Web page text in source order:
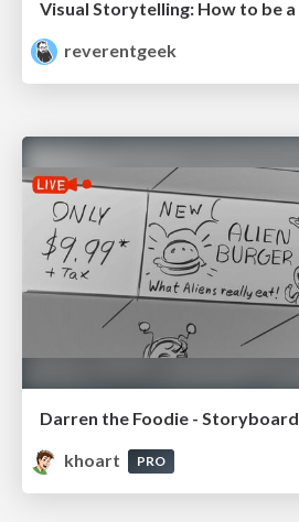
reverentgeek
Darren the Foodie - Storyboard
khoart
PRO